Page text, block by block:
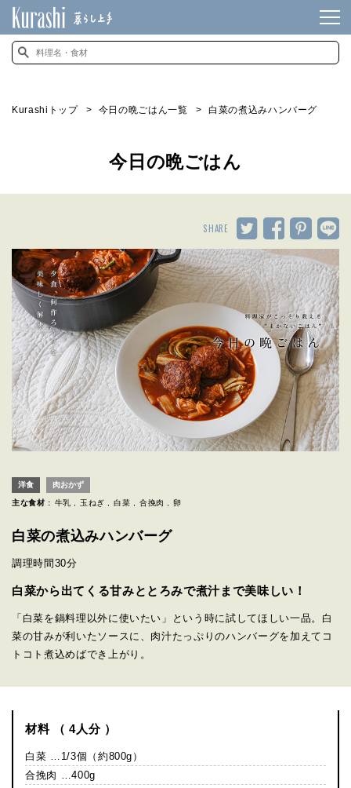
Kurashiトップ 今日の晩ごはん一覧 白菜の煮込みハンバーグ
今日の晩ごはん
SHARE
洋食 肉おかず
主な食材 : 牛乳 玉ねぎ 白菜 合挽肉 卵
白菜の煮込みハンバーグ
調理時間 30分
白菜から出てくる甘みととろみで煮汁まで美味しい！
「白菜を鍋料理以外に使いたい」という時に試してほしい一品。白
菜の甘みが利いたソースに、肉汁たっぷりのハンバーグを加えてコ
トコト煮込めばでき上がり。
材料 （ 4人分 ）
白菜 …1/3個（約800g）
合挽肉 …400g